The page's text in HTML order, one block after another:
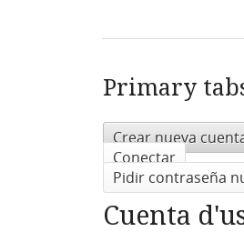
Primary
Crear nueva
Conectar
Pidir contraseña
Cuenta